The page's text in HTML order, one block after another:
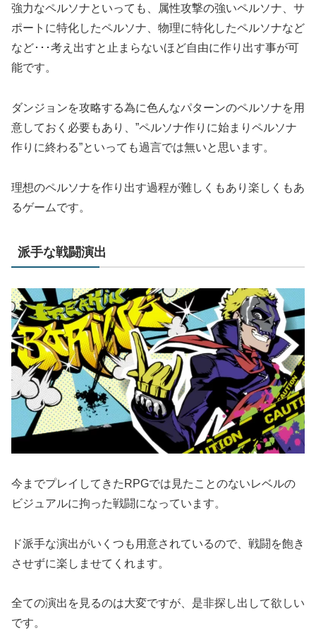
強力なペルソナといっても、属性攻撃の強いペルソナ、サ
ポートに特化したペルソナ、物理に特化したペルソナなど
など･･･考え出すと止まらないほど自由に作り出す事が可
能です。
ダンジョンを攻略する為に色んなパターンのペルソナを用
意しておく必要もあり、”ペルソナ作りに始まりペルソナ
作りに終わる”といっても過言では無いと思います。
理想のペルソナを作り出す過程が難しくもあり楽しくもあ
るゲームです。
派手な戦闘演出
今までプレイしてきたRPGでは見たことのないレベルの
ビジュアルに拘った戦闘になっています。
ド派手な演出がいくつも用意されているので、戦闘を飽き
させずに楽しませてくれます。
全ての演出を見るのは大変ですが、是非探し出して欲しい
です。